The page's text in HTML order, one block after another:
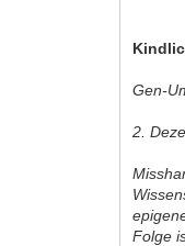
Gen-
2.
Folge